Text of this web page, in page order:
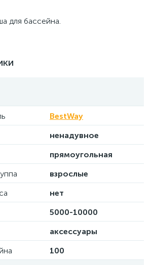
для бассейна.
BestWay
ненадувное
прямоугольная
взрослые
нет
5000-10000
аксессуары
100